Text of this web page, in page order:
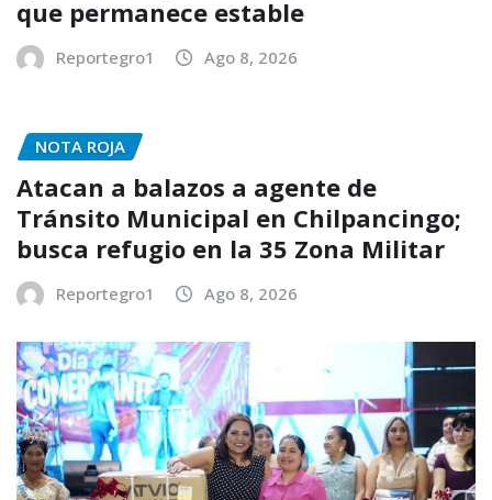
que permanece estable
Reportegro1 Ago 8, 2026
NOTA ROJA
Atacan a balazos a agente de
Tránsito Municipal en Chilpancingo;
busca refugio en la 35 Zona Militar
Reportegro1 Ago 8, 2026